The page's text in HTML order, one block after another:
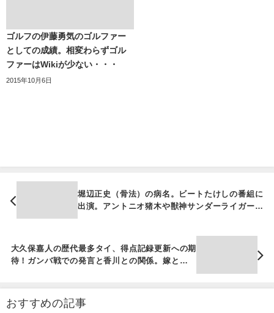
ゴルフの伊藤勇気のゴルファー
としての成績。相変わらずゴル
ファーはWikiが少ない・・・
2015年10月6日
堀辺正史（骨法）の病名。ビートたけしの番組に
出演。アントニオ猪木や獣神サンダーライガー、
船木を指導！
大久保嘉人の歴代最多タイ、得点記録更新への期
待！ガンバ戦での発言と香川との関係。嫁との馴
れ初め
おすすめの記事